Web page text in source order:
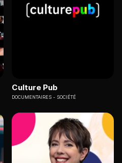
Culture Pub
DOCUMENTAIRES SOCIÉTÉ